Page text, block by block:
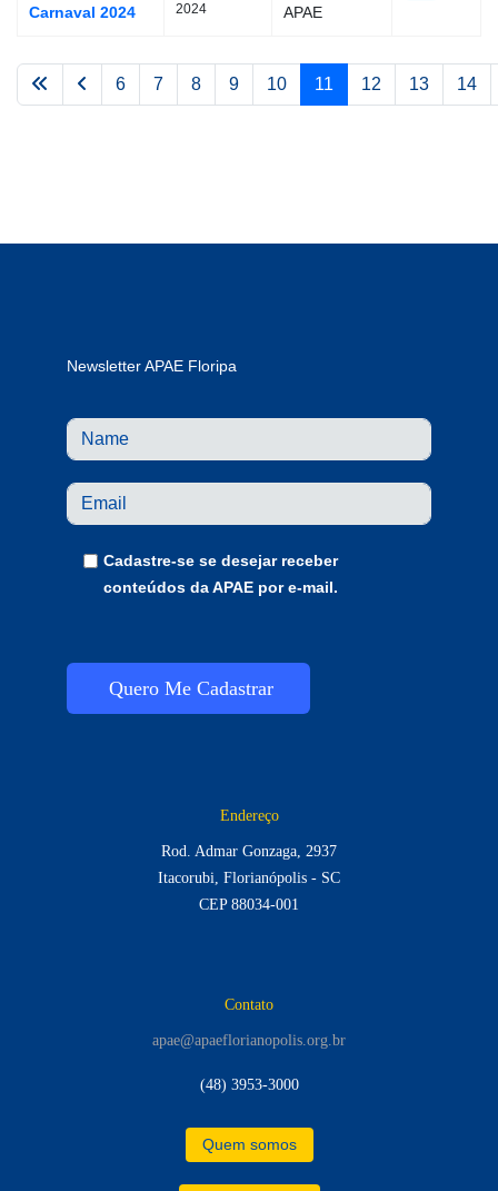
Carnaval 2024
2024
APAE
Página 11 de 16
6 7 8 9 10 11 12 13 14
Newsletter APAE Floripa
Cadastre-se se desejar receber
conteúdos da APAE por e-mail.
Quero Me Cadastrar
Endereço
Rod. Admar Gonzaga, 2937
Itacorubi, Florianópolis - SC
CEP 88034-001
Contato
apae@apaeflorianopolis.org.br
(48) 3953-3000
Quem somos